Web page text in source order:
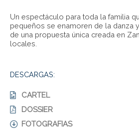
Un espectáculo para toda la familia
pequeños se enamoren de la danza
de una propuesta única creada en
locales.
DESCARGAS:
CARTEL
DOSSIER
FOTOGRAFIAS